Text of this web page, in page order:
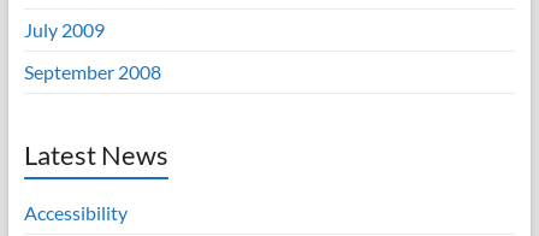
July 2009
September 2008
Latest News
Accessibility